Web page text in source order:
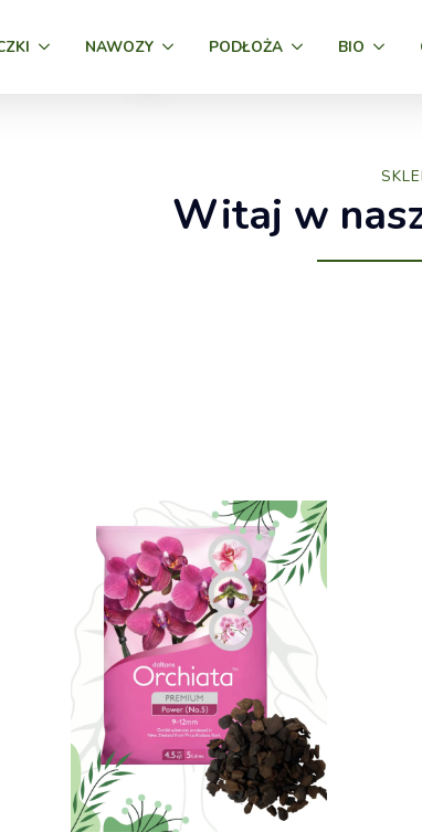
NAWOZY PODŁOŻA BIO
Witaj w